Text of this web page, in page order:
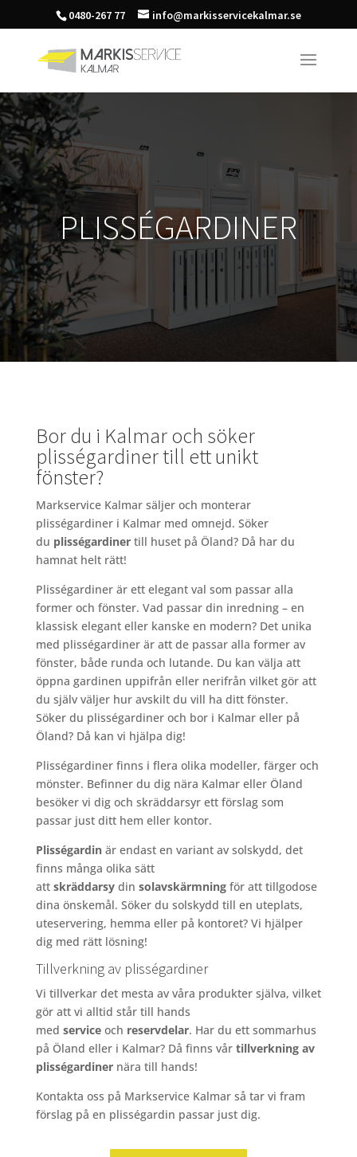
0480-267 77 info@markisservicekalmar.se
PLISSÉGARDINER
Bor du i Kalmar och söker
plisségardiner till ett unikt
fönster?
Markservice Kalmar säljer och monterar
plisségardiner i Kalmar med omnejd. Söker
du plisségardiner till huset på Öland? Då har du
hamnat helt rätt!
Plisségardiner är ett elegant val som passar alla
former och fönster. Vad passar din inredning – en
klassisk elegant eller kanske en modern? Det unika
med plisségardiner är att de passar alla former av
fönster, både runda och lutande. Du kan välja att
öppna gardinen uppifrån eller nerifrån vilket gör att
du själv väljer hur avskilt du vill ha ditt fönster.
Söker du plisségardiner och bor i Kalmar eller på
Öland? Då kan vi hjälpa dig!
Plisségardiner finns i flera olika modeller, färger och
mönster. Befinner du dig nära Kalmar eller Öland
besöker vi dig och skräddarsyr ett förslag som
passar just ditt hem eller kontor.
Plisségardin är endast en variant av solskydd, det
finns många olika sätt
att skräddarsydin solavskärmningför att tillgodose
dina önskemål. Söker du solskydd till en uteplats,
uteservering, hemma eller på kontoret? Vi hjälper
dig med rätt lösning!
Tillverkning av plisségardiner
Vi tillverkar det mesta av våra produkter själva, vilket
gör att vi alltid står till hands
med serviceoch reservdelar. Har du ett sommarhus
på Öland eller i Kalmar? Då finns vår tillverkning av
plisségardinernära till hands!
Kontakta oss på Markservice Kalmar så tar vi fram
förslag på en plisségardin passar just dig.